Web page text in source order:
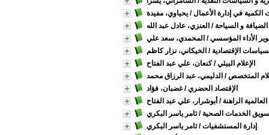
الكمية في إدارة الأعمال/ يحياوي، مفيدة
و السياحة / العنزي، عادل عبد الله
الأداء المؤسسي/ المحمدي، سعد علي
الإقتصادية / الخيكاني، نزار كاظم
الإعلام البيئي/ كنعان، علي عبد الفتاح
المتخصص/ الدليمي، عبد الرزاق محمد
الإقتصاد الحضري/ غضبان، فؤاد
الراهنة / أبوشرار، علي عبد الفتاح
الخدمات الصحية / ثامر ياسر البكري
إدارة المستشفيات/ ثامر ياسر البكري